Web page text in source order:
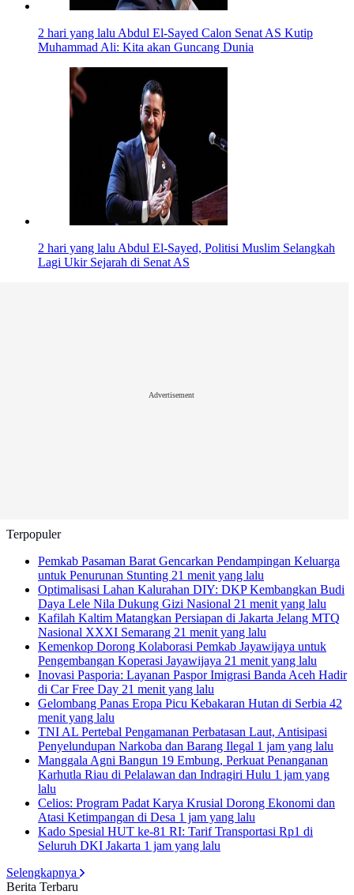
2 hari yang laluAbdul El-Sayed Calon Senat AS Kutip
Muhammad Ali: Kita akan Guncang Dunia
2 hari yang laluAbdul El-Sayed, Politisi Muslim Selangkah
Lagi Ukir Sejarah di Senat AS
Advertisement
Terpopuler
Pemkab Pasaman Barat Gencarkan Pendampingan Keluarga
untuk Penurunan Stunting 21 menit yang lalu
Optimalisasi Lahan Kalurahan DIY: DKP Kembangkan Budi
Daya Lele Nila Dukung Gizi Nasional 21 menit yang lalu
Kafilah Kaltim Matangkan Persiapan di Jakarta Jelang MTQ
Nasional XXXI Semarang 21 menit yang lalu
Kemenkop Dorong Kolaborasi Pemkab Jayawijaya untuk
Pengembangan Koperasi Jayawijaya 21 menit yang lalu
Inovasi Pasporia: Layanan Paspor Imigrasi Banda Aceh Hadir
di Car Free Day 21 menit yang lalu
Gelombang Panas Eropa Picu Kebakaran Hutan di Serbia 42
menit yang lalu
TNI AL Pertebal Pengamanan Perbatasan Laut, Antisipasi
Penyelundupan Narkoba dan Barang Ilegal 1 jam yang lalu
Manggala Agni Bangun 19 Embung, Perkuat Penanganan
Karhutla Riau di Pelalawan dan Indragiri Hulu 1 jam yang
lalu
Celios: Program Padat Karya Krusial Dorong Ekonomi dan
Atasi Ketimpangan di Desa 1 jam yang lalu
Kado Spesial HUT ke-81 RI: Tarif Transportasi Rp1 di
Seluruh DKI Jakarta 1 jam yang lalu
Selengkapnya
Berita Terbaru